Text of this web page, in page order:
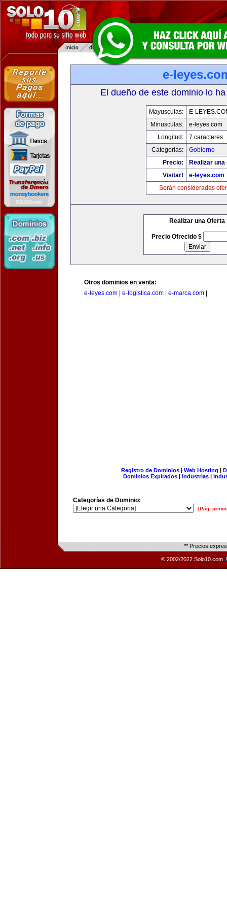
e-
El dueño de este dominio lo
Mayusculas:
E-
Minusculas:
e-leyes.com
Longitud:
7 caracteres
Categorias:
Gobierno
Precio:
Realizar
Visitar!
e-leyes.com
Serán consideradas
Realizar una Oferta
Precio Ofrecido $
Otros dominios en venta:
e-leyes.com
e-logistica.com e-marca.com
Registro de Dominios| Web Hosting |
Dominios Expirados | Industrias |
Categorías de Dominio:
[Pág.
** Precios
© 2002/2022 Solo10.com